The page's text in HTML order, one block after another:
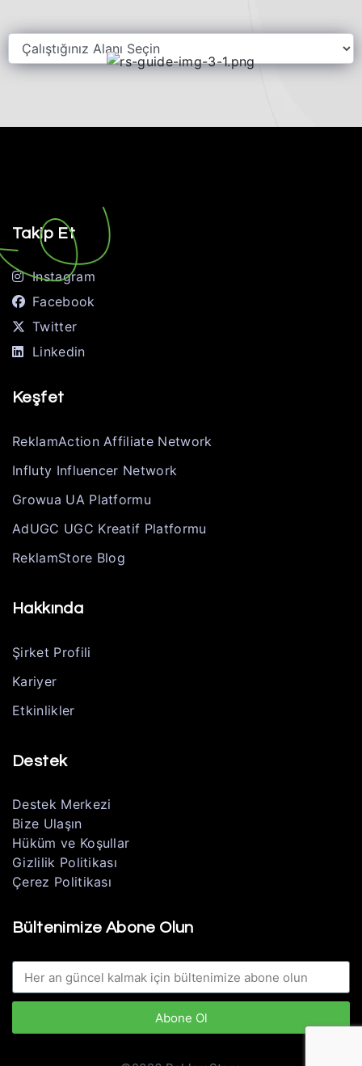
Takip Et
Instagram
Facebook
Twitter
Linkedin
Keşfet
ReklamAction Affiliate Network
Influty Influencer Network
Growua UA Platformu
AdUGC UGC Kreatif Platformu
ReklamStore Blog
Hakkında
Şirket Profili
Kariyer
Etkinlikler
Destek
Destek Merkezi
Bize Ulaşın
Hüküm ve Koşullar
Gizlilik Politikası
Çerez Politikası
Bültenimize Abone Olun
Abone Ol